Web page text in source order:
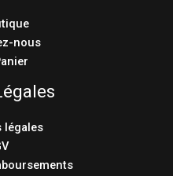
nous
légales